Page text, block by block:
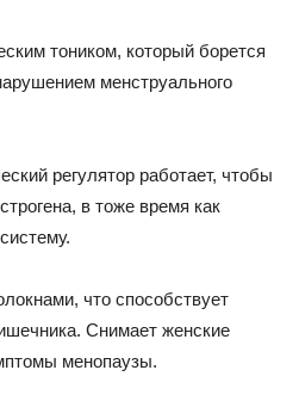
тоником, который борется
менструального
регулятор работает, чтобы
в тоже время как
что способствует
Снимает женские
менопаузы.